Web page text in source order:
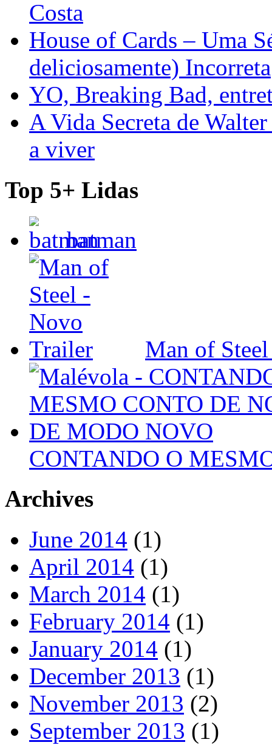
Costa
House of Cards – Uma
deliciosamente) Incorreta
YO, Breaking Bad,
A Vida Secreta de
a viver
Top 5+ Lidas
batman
Man of
CONTANDO O
Archives
June 2014 (1)
April 2014 (1)
March 2014 (1)
February 2014 (1)
January 2014 (1)
December 2013 (1)
November 2013 (2)
September 2013 (1)